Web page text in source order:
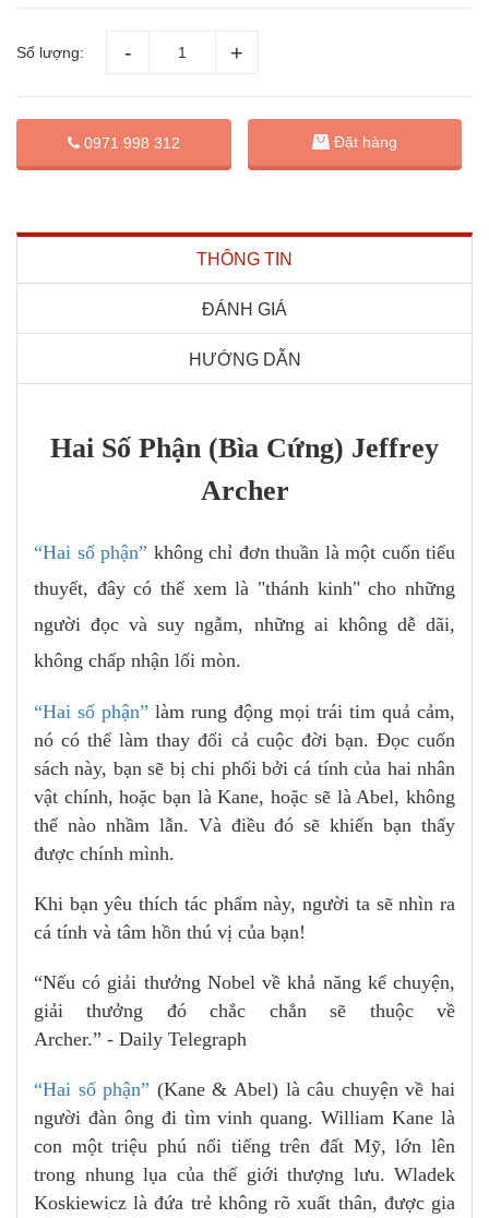
Số lượng:
0971 998 312 Đặt hàng
THÔNG TIN
ĐÁNH GIÁ
HƯỚNG DẪN
Hai Số Phận (Bìa Cứng) Jeffrey
Archer
“Hai số phận” không chỉ đơn thuần là một cuốn tiểu
thuyết, đây có thể xem là "thánh kinh" cho những
người đọc và suy ngẫm, những ai không dễ dãi,
không chấp nhận lối mòn.
“Hai số phận” làm rung động mọi trái tim quả cảm,
nó có thể làm thay đổi cả cuộc đời bạn. Đọc cuốn
sách này, bạn sẽ bị chi phối bởi cá tính của hai nhân
vật chính, hoặc bạn là Kane, hoặc sẽ là Abel, không
thể nào nhầm lẫn. Và điều đó sẽ khiến bạn thấy
được chính mình.
Khi bạn yêu thích tác phẩm này, người ta sẽ nhìn ra
cá tính và tâm hồn thú vị của bạn!
“Nếu có giải thưởng Nobel về khả năng kể chuyện,
giải thưởng đó chắc chắn sẽ thuộc về
Archer.” - Daily Telegraph
“Hai số phận” (Kane & Abel) là câu chuyện về hai
người đàn ông đi tìm vinh quang. William Kane là
con một triệu phú nổi tiếng trên đất Mỹ, lớn lên
trong nhung lụa của thế giới thượng lưu. Wladek
Koskiewicz là đứa trẻ không rõ xuất thân, được gia